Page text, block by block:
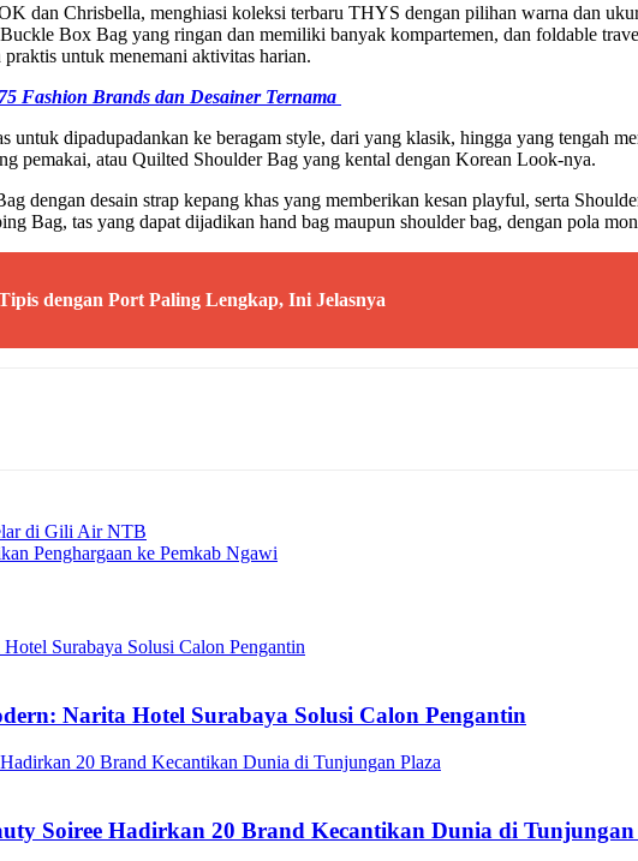
dan Chrisbella, menghiasi koleksi terbaru THYS dengan pilihan warna dan
Box Bag yang ringan dan memiliki banyak kompartemen, dan foldable
untuk menemani aktivitas harian.
Fashion Brands dan Desainer Ternama
untuk dipadupadankan ke beragam style, dari yang klasik, hingga yang tengah
pemakai, atau Quilted Shoulder Bag yang kental dengan Korean Look-nya.
dengan desain strap kepang khas yang memberikan kesan playful, serta
Bag, tas yang dapat dijadikan hand bag maupun shoulder bag, dengan pola
dengan Port Paling Lengkap, Ini Jelasnya
di Gili Air NTB
Penghargaan ke Pemkab Ngawi
Narita Hotel Surabaya Solusi Calon Pengantin
Soiree Hadirkan 20 Brand Kecantikan Dunia di Tunjungan